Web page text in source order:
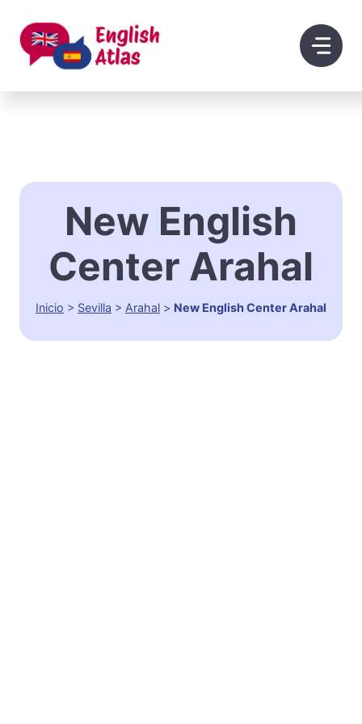
contenido
New English
Center Arahal
Inicio > Sevilla > Arahal > New English Center Arahal